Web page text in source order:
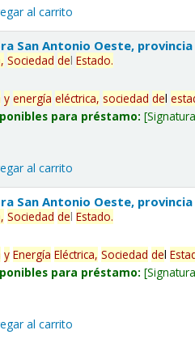
al carrito
San Antonio Oeste, provincia
Sociedad delEstado.
y energía eléctrica, sociedad del
para préstamo:
al carrito
San Antonio Oeste, provincia
Sociedad delEstado.
y Energía Eléctrica, Sociedad del
para préstamo:
al carrito